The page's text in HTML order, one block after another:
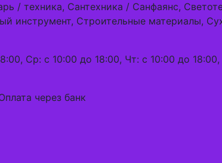
/ техника, Сантехника / Санфаянс,
инструмент, Строительные материалы,
Ср: с 10:00 до 18:00, Чт: с 10:00 до
через банк